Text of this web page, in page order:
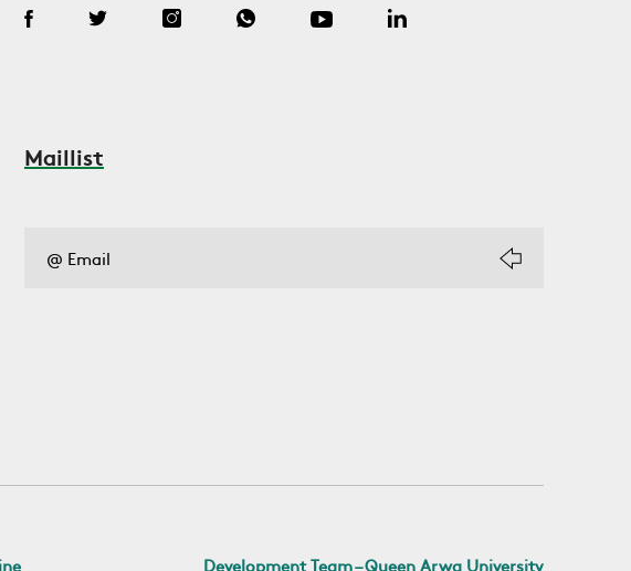
Maillist
Development Team – Queen Arwa University